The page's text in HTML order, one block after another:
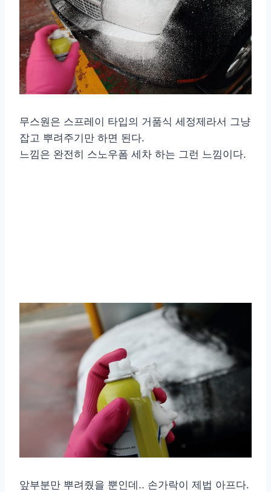
무스원은 스프레이 타입의 거품식 세정제라서 그냥
잡고 뿌려주기만 하면 된다.
느낌은 완전히 스노우폼 세차 하는 그런 느낌이다.
앞부분만 뿌려줬을 뿐인데.. 손가락이 제법 아프다.